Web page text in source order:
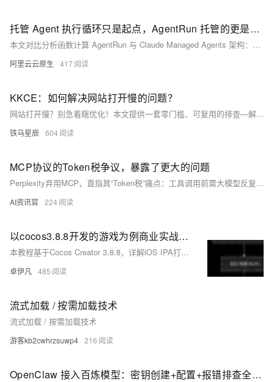
托管 Agent 执行循环只是起点，AgentRun 托管的更是企业 AI 生产全链路
本文对比分析函数计算 AgentRun 与 Claude Managed Agents 架构：二者均以 Agent/Environment/Session/Events 为核心，但 AgentRun 在模型自由、VPC 数据不出域、多语言代码解释器、浏览器自动化、统一凭证管理及 OpenTelemetry 可观测性等方面更具企业级优势。
阿里云云原生 417
KKCE：如何解决网站打开慢的问题？
网站打开慢？别急着瞎优化！本文提供一套零门槛、可复用的排查—解决—维护全流程：先用测速工具+浏览器调试精准定位慢因（服务器/资源/网络/本地），再针对性优化（升配、压缩图片、开CDN、配缓存），最后定期测速清理。小白也能3步提速，稳保秒开！（239字）
铁马星辰 604
MCP协议的Token税争议，暴露了更大的问题
Perplexity弃用MCP，直指其“Token税”痛点：工具调用前需大模型反复推理，推高成本与延迟。本质是MCP重“连接”轻“执行”。行业正转向确定性指令（如AREE、JBoltAI融合方案），分层优化——决策用LLM，执行走直达，大幅降本增效。（239字）
AI资讯官 224
以cocos3.8.8开发的游戏为例商业实战项目举例cocos打包ios苹果安装包ipa完整详细教程-优雅草卓伊凡
本教程基于Cocos Creator 3.8.8，详解iOS IPA打包全流程：含环境配置（Xcode、Apple开发者账号）、构建面板设置（包名、屏幕方向、签名等）、Xcode工程配置、Archive归档及IPA导出，并附常见报错解决方案，理论+实操结合，助力开发者高效上架。
卓伊凡 485
流式加载 / 按需加载技术
流式加载 / 按需加载技术
游客kb2cwhrzsuwp4 216
OpenClaw 接入百炼模型：密钥创建+配置+报错排查全攻略